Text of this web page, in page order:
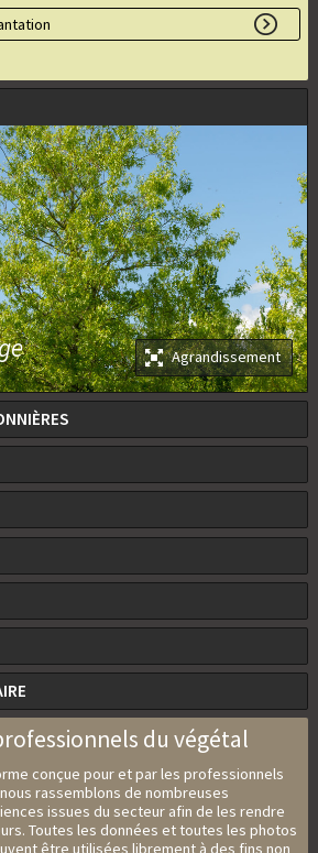
Agrandissement
du végétal
conçue pour et par les professionnels
rassemblons de nombreuses
issues du secteur afin de les rendre
Toutes les données et toutes les photos
être utilisées librement à des fins non